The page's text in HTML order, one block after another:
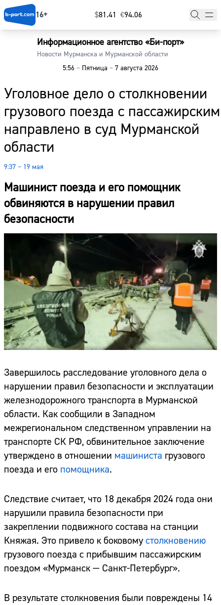
16+ $⁠81.41 €⁠94.06
Информационное агентство «Би-порт»
Новости Мурманска и Мурманской области
5:56 – Пятница – 7 августа 2026
Уголовное дело о столкновении
грузового поезда с пассажирским
направлено в суд Мурманской
области
9:37 – 19 мая
Машинист поезда и его помощник
обвиняются в нарушении правил
безопасности
Завершилось расследование уголовного дела о
нарушении правил безопасности и эксплуатации
железнодорожного транспорта в Мурманской
области. Как сообщили в Западном
межрегиональном следственном управлении на
транспорте СК РФ, обвинительное заключение
утверждено в отношении машиниста грузового
поезда и его помощника.
Следствие считает, что 18 декабря 2024 года они
нарушили правила безопасности при
закреплении подвижного состава на станции
Княжая. Это привело к боковому столкновению
грузового поезда с прибывшим пассажирским
поездом «Мурманск — Санкт-Петербург».
В результате столкновения были повреждены 14
Главная
Наши гости
Фоторепортажи
Погода
Курсы валют